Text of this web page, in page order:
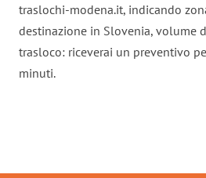
traslochi-modena.it, indicando
destinazione in Slovenia, volume
trasloco: riceverai un preventivo
minuti.